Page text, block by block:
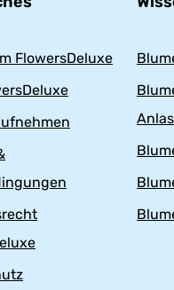
FlowersDeluxe